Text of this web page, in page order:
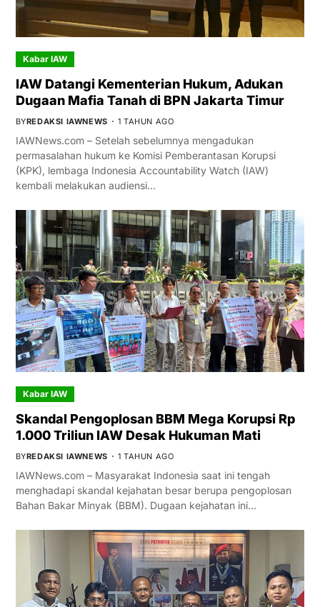
Kabar IAW
IAW Datangi Kementerian Hukum, Adukan
Dugaan Mafia Tanah di BPN Jakarta Timur
BYREDAKSI IAWNEWS 1 TAHUN AGO
IAWNews.com – Setelah sebelumnya mengadukan
permasalahan hukum ke Komisi Pemberantasan Korupsi
(KPK), lembaga Indonesia Accountability Watch (IAW)
kembali melakukan audiensi…
Kabar IAW
Skandal Pengoplosan BBM Mega Korupsi Rp
1.000 Triliun IAW Desak Hukuman Mati
BYREDAKSI IAWNEWS 1 TAHUN AGO
IAWNews.com – Masyarakat Indonesia saat ini tengah
menghadapi skandal kejahatan besar berupa pengoplosan
Bahan Bakar Minyak (BBM). Dugaan kejahatan ini…